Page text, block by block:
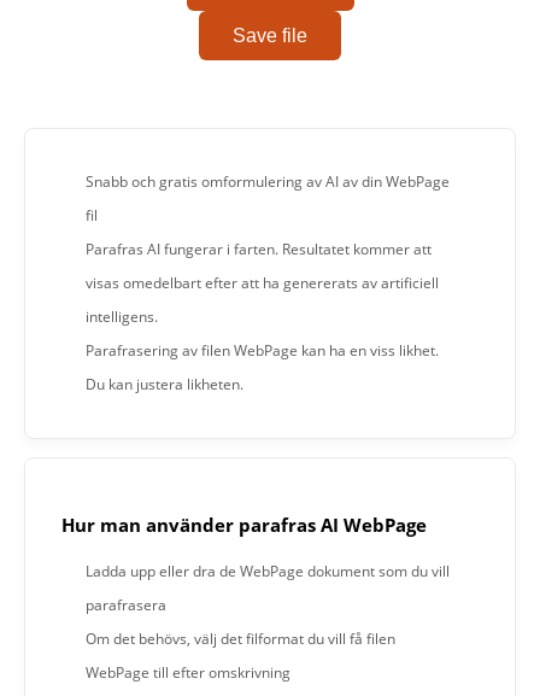
Save file
Snabb och gratis omformulering av AI av din WebPage
fil
Parafras AI fungerar i farten. Resultatet kommer att
visas omedelbart efter att ha genererats av artificiell
intelligens.
Parafrasering av filen WebPage kan ha en viss likhet.
Du kan justera likheten.
Hur man använder parafras AI WebPage
Ladda upp eller dra de WebPage dokument som du vill
parafrasera
Om det behövs, välj det filformat du vill få filen
WebPage till efter omskrivning